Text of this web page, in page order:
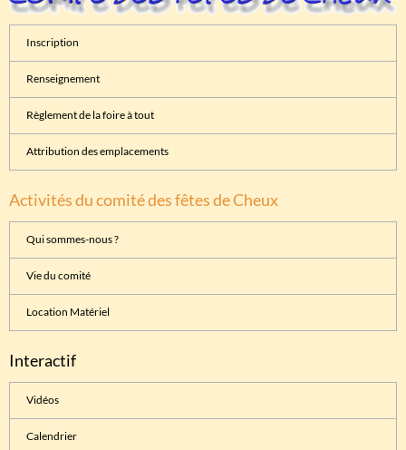
Inscription
Renseignement
Règlement de la foire à tout
Attribution des emplacements
Activités du comité des fêtes de Cheux
Qui sommes-nous ?
Vie du comité
Location Matériel
Interactif
Vidéos
Calendrier